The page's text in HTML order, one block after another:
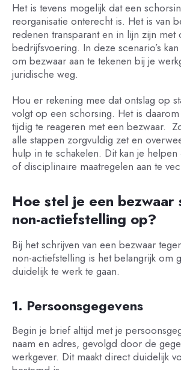
Het is tevens mogelijk dat een
reorganisatie onterecht is. Het is van
redenen transparant en in lijn zijn met
bedrijfsvoering. In deze scenario’s
om bezwaar aan te tekenen bij je
juridische weg.
Hou er rekening mee dat ontslag op
volgt op een schorsing. Het is
tijdig te reageren met een bezwaar.
alle stappen zorgvuldig zet en
hulp in te schakelen. Dit kan je
of disciplinaire maatregelen aan te
Hoe stel je een
non-actiefstelling op?
Bij het schrijven van een bezwaar
non-actiefstelling is het belangrijk om
duidelijk te werk te gaan.
1. Persoonsgegevens
Begin je brief altijd met je
naam en adres, gevolgd door de
werkgever. Dit maakt direct duidelijk